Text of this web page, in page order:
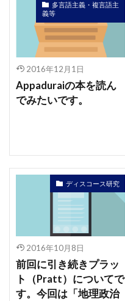
多言語主義・複言語主
義等
2016年12月1日
Appaduraiの本を読ん
でみたいです。
ディスコース研究
2016年10月8日
前回に引き続きプラッ
ト（Pratt）についてで
す。今回は「地理政治